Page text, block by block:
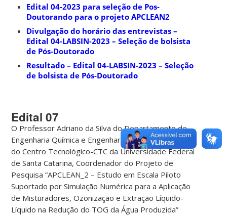
Edital 04-2023 para seleção de Pos-
Doutorando para o projeto APCLEAN2
Divulgação do horário das entrevistas –
Edital 04-LABSIN-2023 – Seleção de bolsista
de Pós-Doutorado
Resultado – Edital 04-LABSIN-2023 – Seleção
de bolsista de Pós-Doutorado
Edital 07
O Professor Adriano da Silva do Departamento de
Engenharia Química e Engenharia de Alimentos-EQA
do Centro Tecnológico-CTC da Universidade Federal
de Santa Catarina, Coordenador do Projeto de
Pesquisa “APCLEAN_2 – Estudo em Escala Piloto
Suportado por Simulação Numérica para a Aplicação
de Misturadores, Ozonização e Extração Líquido-
Líquido na Redução do TOG da Água Produzida”